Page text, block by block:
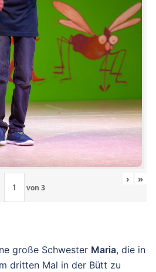
von 3
› »
große Schwester Maria, die in
dritten Mal in der Bütt zu